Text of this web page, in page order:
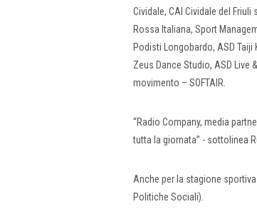
Cividale, CAI Cividale del
Rossa Italiana, Sport
Podisti Longobardo, ASD
Zeus Dance Studio, ASD Live
movimento – SOFTAIR.
“Radio Company, media
tutta la giornata” - sottolinea
Anche per la stagione
Politiche Sociali).